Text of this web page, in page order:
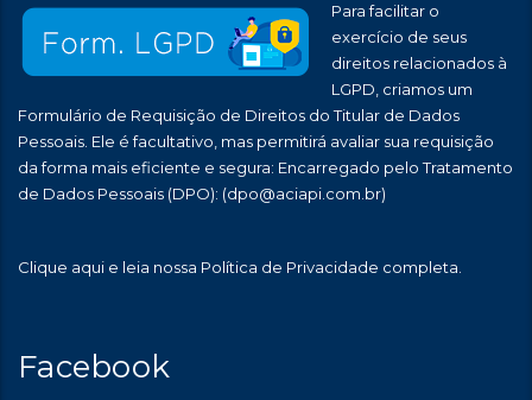
Para facilitar o
exercício de seus
direitos relacionados à
LGPD, criamos um
Formulário de Requisição de Direitos do Titular de Dados
Pessoais. Ele é facultativo, mas permitirá avaliar sua requisição
da forma mais eficiente e segura: Encarregado pelo Tratamento
de Dados Pessoais (DPO): (dpo@aciapi.com.br)
Clique aqui e leia nossa Política de Privacidade completa.
Facebook